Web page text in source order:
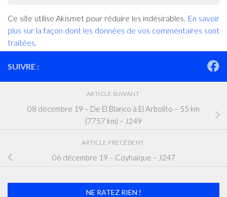
Ce site utilise Akismet pour réduire les indésirables. En savoir
plus sur la façon dont les données de vos commentaires sont
traitées.
SUIVRE :
ARTICLE SUIVANT
08 décembre 19 – De El Blanco à El Arbolito – 55 km
(7757 km) – J249
ARTICLE PRÉCÉDENT
06 décembre 19 – Coyhaique – J247
NE RATEZ RIEN !